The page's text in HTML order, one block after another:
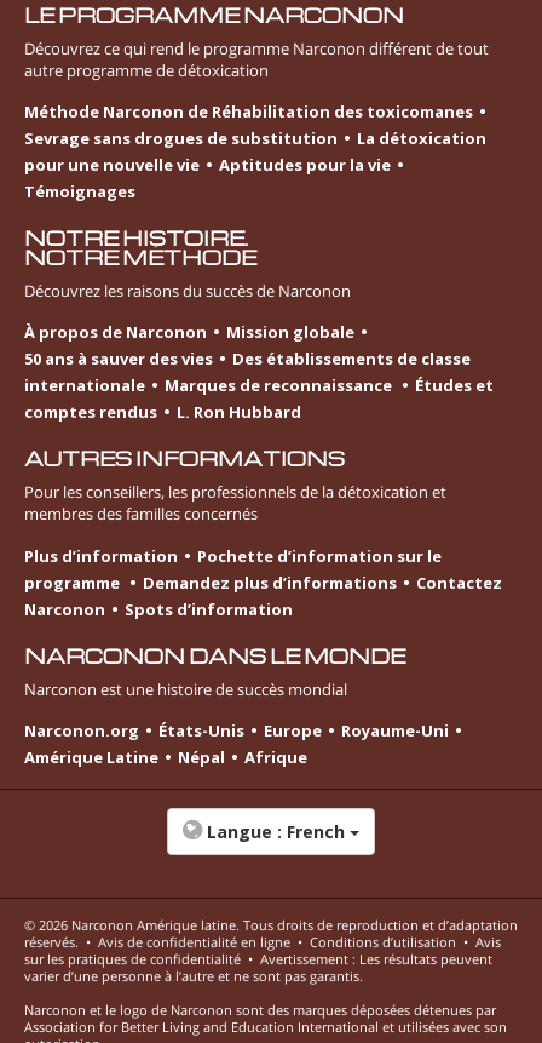
LE PROGRAMME NARCONON
Découvrez ce qui rend le programme Narconon différent de tout
autre programme de détoxication
Méthode Narconon de Réhabilitation des toxicomanes
Sevrage sans drogues de substitution
La détoxication
pour une nouvelle vie
Aptitudes pour la vie
Témoignages
NOTRE HISTOIRE.
NOTRE MÉTHODE
Découvrez les raisons du succès de Narconon
À propos de Narconon
Mission globale
50 ans à sauver des vies
Des établissements de classe
internationale
Marques de reconnaissance
Études et
comptes rendus
L. Ron Hubbard
AUTRES INFORMATIONS
Pour les conseillers, les professionnels de la détoxication et
membres des familles concernés
Plus d’information
Pochette d’information sur le
programme
Demandez plus d’informations
Contactez
Narconon
Spots d’information
NARCONON DANS LE MONDE
Narconon est une histoire de succès mondial
Narconon.org
États-Unis Europe
Royaume-Uni
Amérique Latine
Népal Afrique
Langue : French
© 2026 Narconon Amérique latine. Tous droits de reproduction et d’adaptation
réservés. • Avis de confidentialité en ligne • Conditions d’utilisation • Avis
sur les pratiques de confidentialité • Avertissement : Les résultats peuvent
varier d’une personne à l’autre et ne sont pas garantis.
Narconon et le logo de Narconon sont des marques déposées détenues par
Association for Better Living and Education International et utilisées avec son